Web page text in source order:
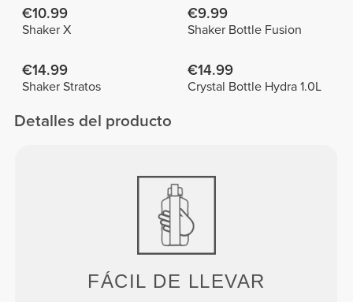
€10.99
Shaker X
€9.99
Shaker Bottle Fusion
€14.99
Shaker Stratos
€14.99
Crystal Bottle Hydra 1.0L
Detalles del producto
FÁCIL DE LLEVAR